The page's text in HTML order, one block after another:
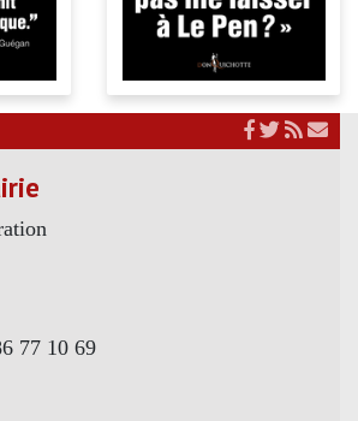
77 10 69